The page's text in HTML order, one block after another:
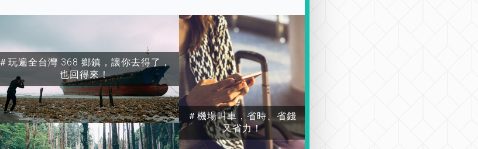
＃玩遍全台灣 368 鄉鎮，讓你去得了，
也回得來！
＃機場叫車，省時、省錢
又省力！